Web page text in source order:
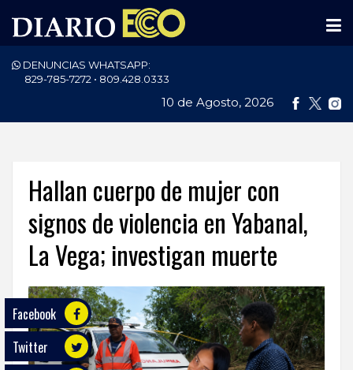
DENUNCIAS WHATSAPP:
829-785-7272 • 809.428.0333
10 de Agosto, 2026
PORTADA
ECONOMÍA
DEPORTES
SALUD
TECNOLOGÍA
Hallan cuerpo de mujer con
signos de violencia en Yabanal,
La Vega; investigan muerte
Facebook
Twitter